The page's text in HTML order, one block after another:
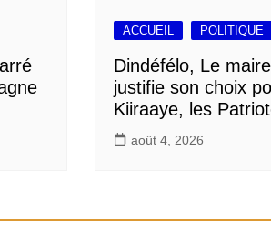
ACCUEIL POLITIQUE
Dindéfélo, Le
justifie son choix
Kiiraaye, les
août 4, 2026